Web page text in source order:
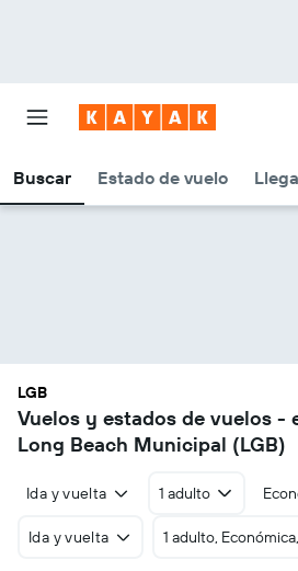
Buscar Estado de vuelo
LGB
Vuelos y estados de vuelos -
Long Beach Municipal (LGB)
Ida y vuelta 1 adulto
Ida y vuelta 1 adulto,